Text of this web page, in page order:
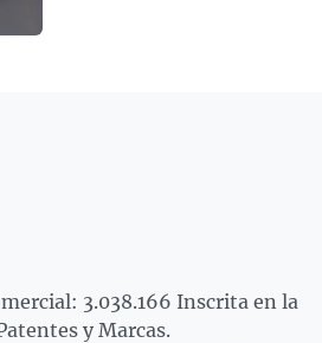
3.038.166 Inscrita en la
y Marcas.